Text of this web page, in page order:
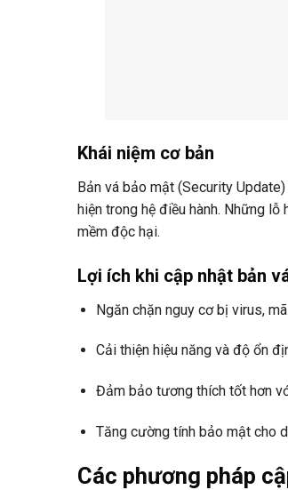
Khái niệm cơ bản
Bản vá bảo mật (Security
hiện trong hệ điều hành. Những
mềm độc hại.
Lợi ích khi cập nhật bản
Ngăn chặn nguy cơ bị virus,
Cải thiện hiệu năng và độ ổn
Đảm bảo tương thích tốt hơn
Tăng cường tính bảo mật cho
Các phương pháp